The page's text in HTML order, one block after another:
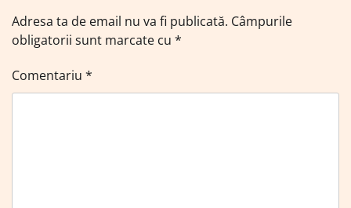
Adresa ta de email nu va fi publicată. Câmpurile
obligatorii sunt marcate cu *
Comentariu *